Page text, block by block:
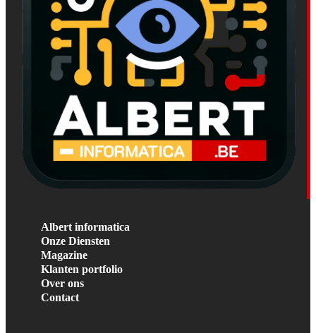
Albert informatica
Onze Diensten
Magazine
Klanten portfolio
Over ons
Contact